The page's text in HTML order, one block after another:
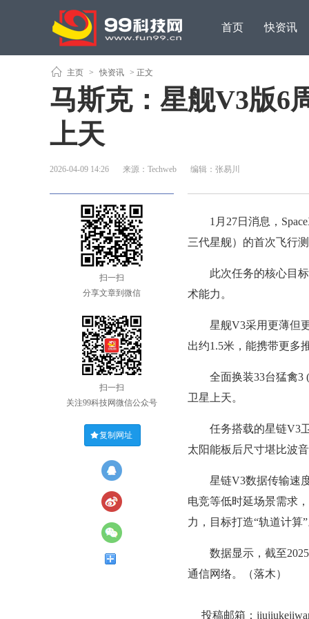
首页 快资讯
主页 > 快资讯 > 正文
马斯克：星舰V3版6
上天
2026-04-09 14:26 来源：Techweb 编辑：张易川
扫一扫
分享文章到微信
扫一扫
关注99科技网微信公众号
复制网址
1月27日消息，
三代星舰）的首次飞行
此次任务的核心目标
术能力。
星舰V3采用更薄但更
出约1.5米，能携带更多
全面换装33台猛禽3
卫星上天。
任务搭载的星链V3卫
太阳能板后尺寸堪比波
星链V3数据传输速度
电竞等低时延场景需求
力，目标打造“轨道计算
数据显示，截至2025
通信网络。（落木）
投稿邮箱：